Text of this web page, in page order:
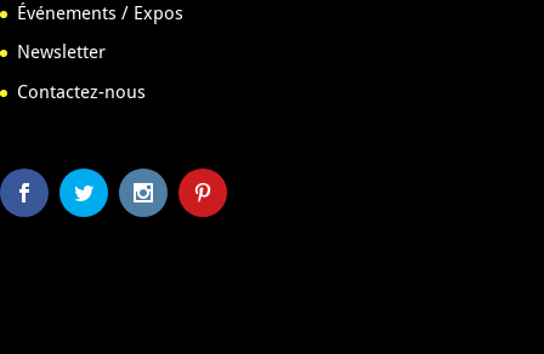
Événements / Expos
Newsletter
Contactez-nous